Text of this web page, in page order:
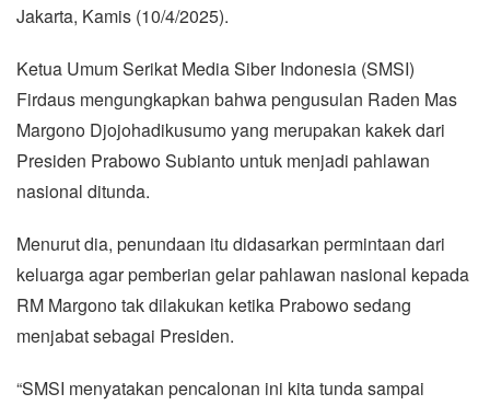
Jakarta, Kamis (10/4/2025).
Ketua Umum Serikat Media Siber Indonesia (SMSI)
Firdaus mengungkapkan bahwa pengusulan Raden Mas
Margono Djojohadikusumo yang merupakan kakek dari
Presiden Prabowo Subianto untuk menjadi pahlawan
nasional ditunda.
Menurut dia, penundaan itu didasarkan permintaan dari
keluarga agar pemberian gelar pahlawan nasional kepada
RM Margono tak dilakukan ketika Prabowo sedang
menjabat sebagai Presiden.
“SMSI menyatakan pencalonan ini kita tunda sampai